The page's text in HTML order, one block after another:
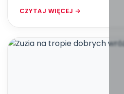
CZYTAJ WIĘCEJ →